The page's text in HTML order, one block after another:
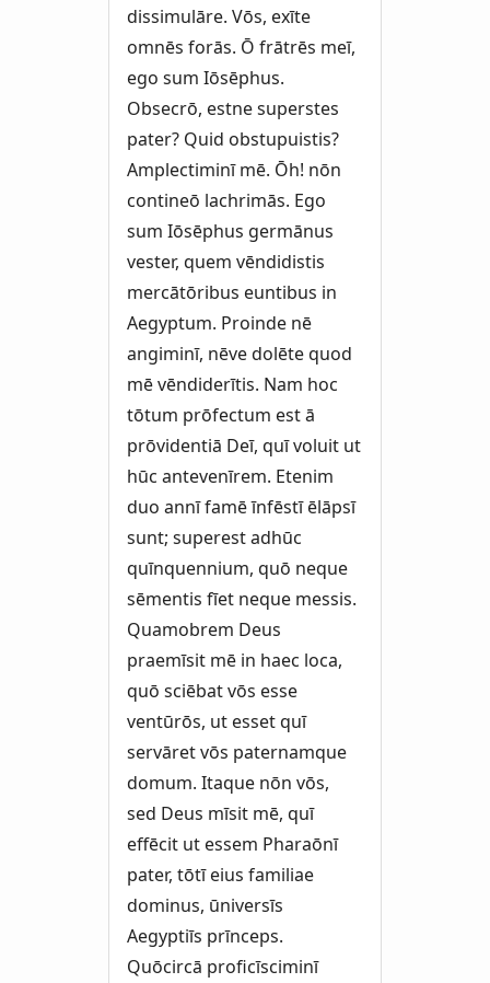
dissimulāre. Vōs, exīte
omnēs forās. Ō frātrēs meī,
ego sum Iōsēphus.
Obsecrō, estne superstes
pater? Quid obstupuistis?
Amplectiminī mē. Ōh! nōn
contineō lachrimās. Ego
sum Iōsēphus germānus
vester, quem vēndidistis
mercātōribus euntibus in
Aegyptum. Proinde nē
angiminī, nēve dolēte quod
mē vēndiderītis. Nam hoc
tōtum prōfectum est ā
prōvidentiā Deī, quī voluit ut
hūc antevenīrem. Etenim
duo annī famē īnfēstī ēlāpsī
sunt; superest adhūc
quīnquennium, quō neque
sēmentis fīet neque messis.
Quamobrem Deus
praemīsit mē in haec loca,
quō sciēbat vōs esse
ventūrōs, ut esset quī
servāret vōs paternamque
domum. Itaque nōn vōs,
sed Deus mīsit mē, quī
effēcit ut essem Pharaōnī
pater, tōtī eius familiae
dominus, ūniversīs
Aegyptiīs prīnceps.
Quōcircā proficīsciminī